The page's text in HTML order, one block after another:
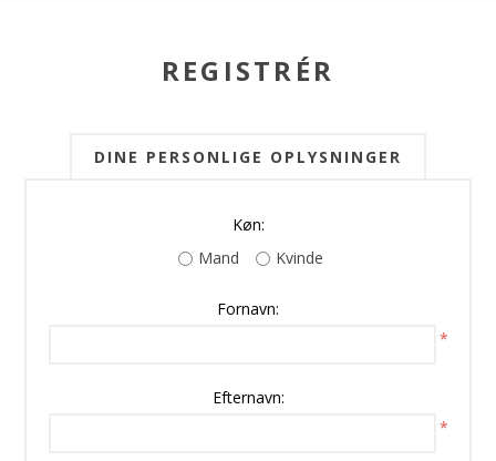
REGISTRÉR
DINE PERSONLIGE OPLYSNINGER
Køn:
Mand
Kvinde
Fornavn:
*
Efternavn:
*